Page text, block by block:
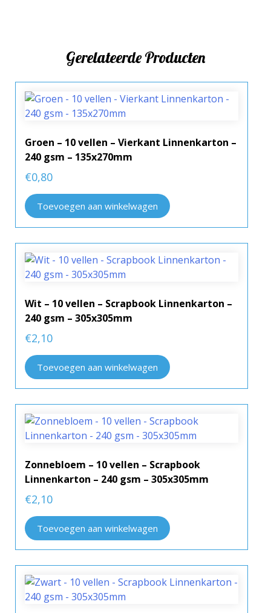
Gerelateerde Producten
Groen – 10 vellen – Vierkant Linnenkarton –
240 gsm – 135x270mm
€0,80
Toevoegen aan winkelwagen
Wit – 10 vellen – Scrapbook Linnenkarton –
240 gsm – 305x305mm
€2,10
Toevoegen aan winkelwagen
Zonnebloem – 10 vellen – Scrapbook
Linnenkarton – 240 gsm – 305x305mm
€2,10
Toevoegen aan winkelwagen